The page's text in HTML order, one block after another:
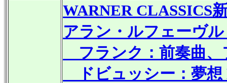
WARNER CLASSICS
アラン・ルフェーヴ
フランク：前奏曲、
ドビュッシー：夢想